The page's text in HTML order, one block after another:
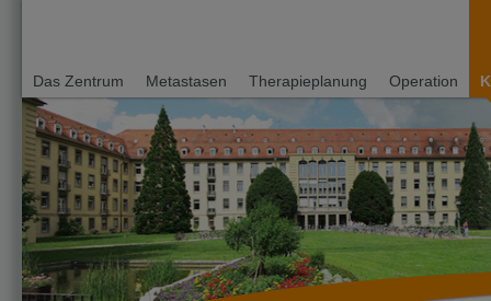
Das Zentrum
Metastasen Therapieplanung Operation
Zentrum für
chirurgische
Metastasen-
Therapie
Universitätsklinik
Freiburg